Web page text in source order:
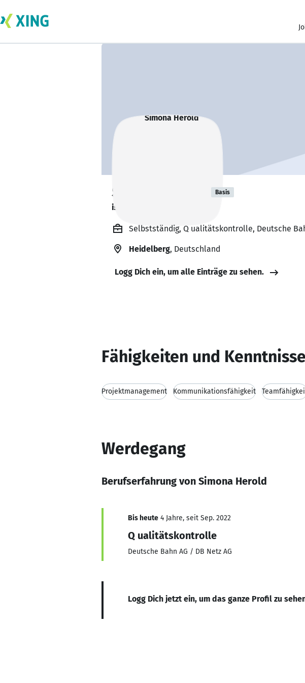
Simona Herold Basis
ist offen für Projekte. 🔎
Selbstständig, Q ualitätskontrolle, Deutsche
Heidelberg, Deutschland
Logg Dich ein, um alle Einträge zu sehen.
Fähigkeiten und Kenntnisse
Projektmanagement Kommunikationsfähigkeit
Werdegang
Berufserfahrung von Simona Herold
Bis heute 4 Jahre, seit Sep. 2022
Q ualitätskontrolle
Deutsche Bahn AG / DB Netz AG
Logg Dich jetzt ein, um das ganze Profil zu